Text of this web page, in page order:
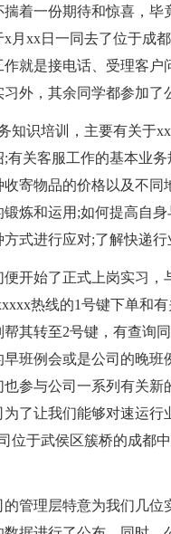
着一份期待和惊喜，毕
月xx日一同去了位于成
就是接电话、受理客户
外，其余同学都参加了
知识培训，主要有关于
关客服工作的基本业
寄物品的价格以及不同
炼和运用;如何提高自
式进行应对;了解快递行
开始了正式上岗实习，
热线的1号键下单和
其转至2号键，有查询
班例会或是公司的晚班
参与公司一系列有关新
了让我们能够对速运行
位于武侯区簇桥的成都
管理层特意为我们几位